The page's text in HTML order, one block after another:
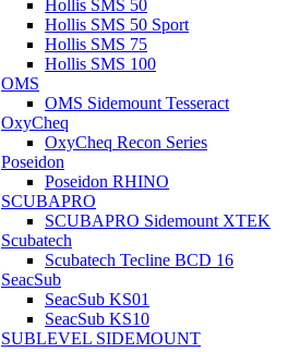
Hollis SMS 50
Hollis SMS 50 Sport
Hollis SMS 75
Hollis SMS 100
OMS
OMS Sidemount Tesseract
OxyCheq
OxyCheq Recon Series
Poseidon
Poseidon RHINO
SCUBAPRO
SCUBAPRO Sidemount XTEK
Scubatech
Scubatech Tecline BCD 16
SeacSub
SeacSub KS01
SeacSub KS10
SUBLEVEL SIDEMOUNT